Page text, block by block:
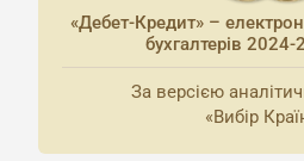
«Дебет-Кредит» –
бухгалтерів 2024-
За версією
«Вибір